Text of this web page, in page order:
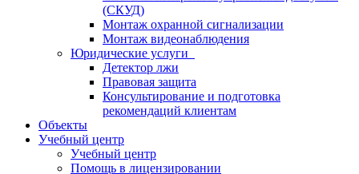
(СКУД)
Монтаж охранной сигнализации
Монтаж видеонаблюдения
Юридические услуги
Детектор лжи
Правовая защита
Консультирование и подготовка
рекомендаций клиентам
Объекты
Учебный центр
Учебный центр
Помощь в лицензировании